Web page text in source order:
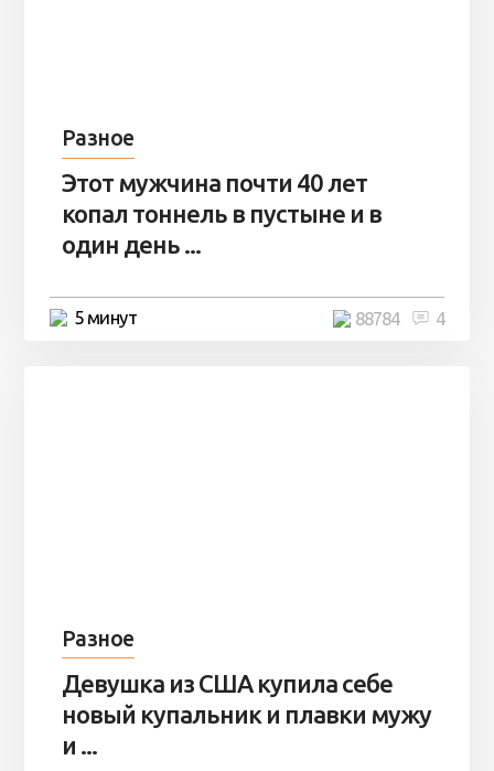
Разное
Этот мужчина почти 40 лет
копал тоннель в пустыне и в
один день ...
5 минут 4
88784
Разное
Девушка из США купила себе
новый купальник и плавки мужу
и ...